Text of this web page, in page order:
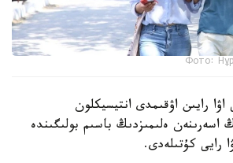
Фото:
اۋا رايىن اۋقىمدى انتيسيكلون
اسەرىنەن ەلىمىزدىڭ باسىم بولىگىندە
رايى كۇتىلەدى.